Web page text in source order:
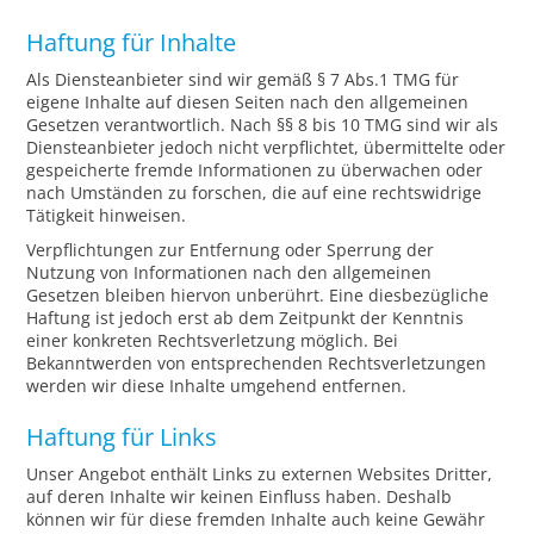
Haftung für Inhalte
Als Diensteanbieter sind wir gemäß § 7 Abs.1 TMG für
eigene Inhalte auf diesen Seiten nach den allgemeinen
Gesetzen verantwortlich. Nach §§ 8 bis 10 TMG sind wir als
Diensteanbieter jedoch nicht verpflichtet, übermittelte oder
gespeicherte fremde Informationen zu überwachen oder
nach Umständen zu forschen, die auf eine rechtswidrige
Tätigkeit hinweisen.
Verpflichtungen zur Entfernung oder Sperrung der
Nutzung von Informationen nach den allgemeinen
Gesetzen bleiben hiervon unberührt. Eine diesbezügliche
Haftung ist jedoch erst ab dem Zeitpunkt der Kenntnis
einer konkreten Rechtsverletzung möglich. Bei
Bekanntwerden von entsprechenden Rechtsverletzungen
werden wir diese Inhalte umgehend entfernen.
Haftung für Links
Unser Angebot enthält Links zu externen Websites Dritter,
auf deren Inhalte wir keinen Einfluss haben. Deshalb
können wir für diese fremden Inhalte auch keine Gewähr